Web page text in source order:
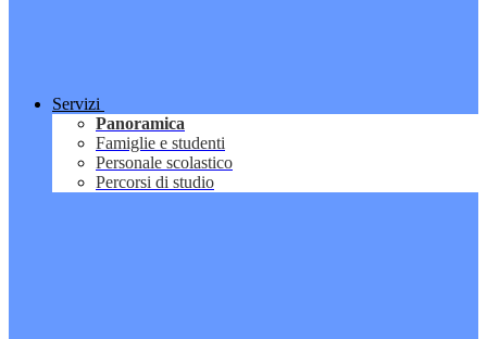
Servizi
Panoramica
Famiglie e studenti
Personale scolastico
Percorsi di studio